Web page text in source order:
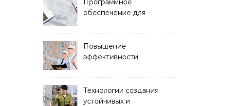
обеспечение для
строительством
Повышение
эффективности
технологий
Технологии создания
устойчивых и